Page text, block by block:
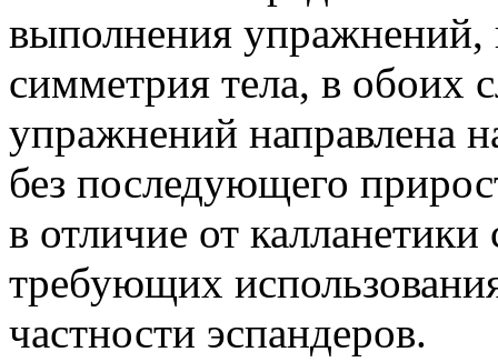
выполнения упражнений,
симметрия тела, в обоих
упражнений направлена
без последующего
в отличие от
требующих
частности эспандеров.